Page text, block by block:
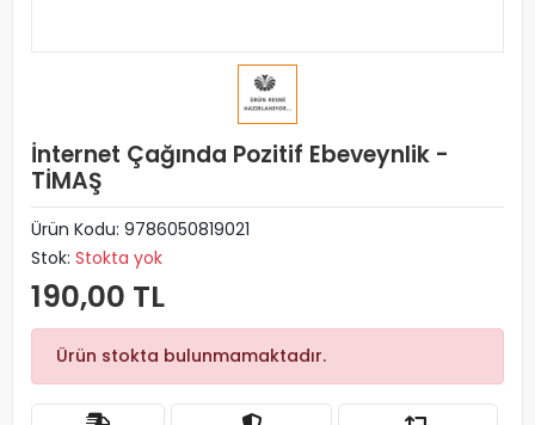
İnternet Çağında Pozitif Ebeveynlik -
TİMAŞ
Ürün Kodu: 9786050819021
Stok: Stokta yok
190,00 TL
Ürün stokta bulunmamaktadır.